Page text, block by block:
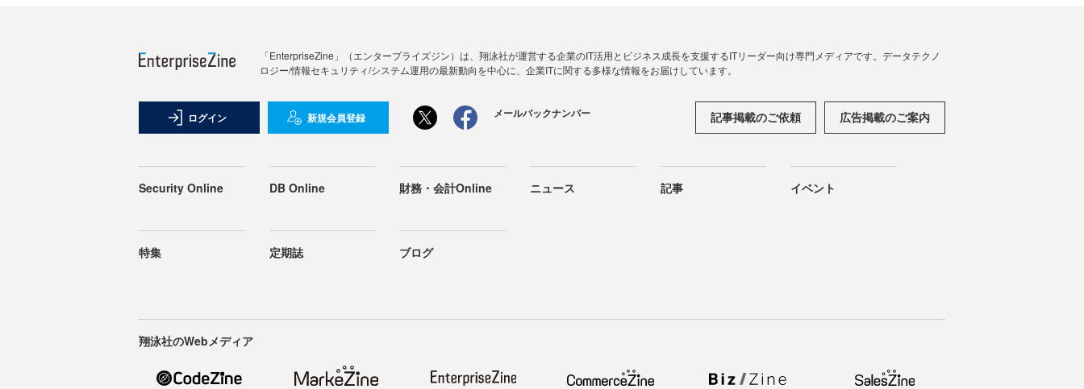
「EnterpriseZine」（エンタープライズジン）は、翔泳社が運営する企業のIT活用とビジネス成長を支援するITリーダー向け専門メディアです。データテクノ
ロジー/情報セキュリティ/システム運用の最新動向を中心に、企業ITに関する多様な情報をお届けしています。
ログイン 新規会員登録 メールバックナンバー 記事掲載のご依頼 広告掲載のご案内
Security Online DB Online 財務・会計Online ニュース 記事 イベント
特集 定期誌 ブログ
翔泳社のWebメディア